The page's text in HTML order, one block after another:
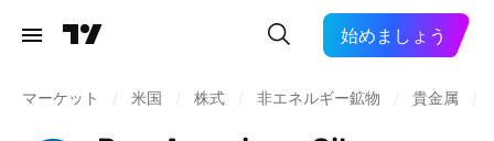
始めましょう
マーケット 米国 株式 非エネルギー鉱物 貴金属